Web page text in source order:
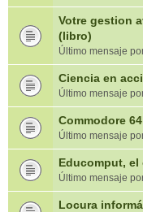
Votre gestion
(libro)
Último mensaje
Ciencia en
Último mensaje
Commodore
Último mensaje
Educomput,
Último mensaje
Locura